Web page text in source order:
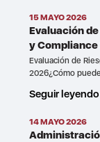
15 MAYO 2026
Evaluación
y
Evaluación de
2026¿Cómo
Seguir leyendo
14 MAYO 2026